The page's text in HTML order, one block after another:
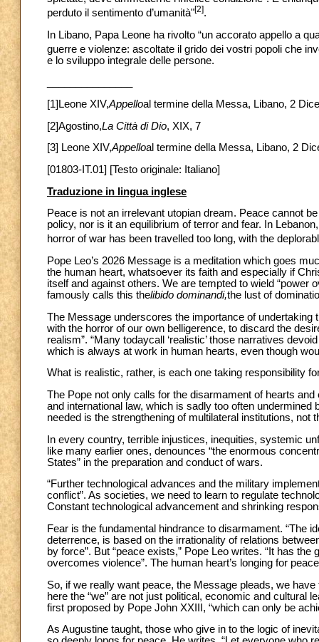
perduto il sentimento d’umanità"[2].
In Libano, Papa Leone ha rivolto “un accorato appello a
guerre e violenze: ascoltate il grido dei vostri popoli che
e lo sviluppo integrale delle persone.
[1]Leone XIV,Appelloal termine della Messa, Libano, 2
[2]Agostino,La Città di Dio, XIX, 7
[3] Leone XIV,Appelloal termine della Messa, Libano, 2
[01803-IT.01] [Testo originale: Italiano]
Traduzione in lingua inglese
Peace is not an irrelevant utopian dream. Peace cannot
policy, nor is it an equilibrium of terror and fear. In
horror of war has been travelled too long, with the
Pope Leo’s 2026 Message is a meditation which goes
the human heart, whatsoever its faith and especially if
itself and against others. We are tempted to wield “power
famously calls this thelibido dominandi,the lust of
The Message underscores the importance of undertaking
with the horror of our own belligerence, to discard the
realism”. “Many todaycall ‘realistic’ those narratives
which is always at work in human hearts, even though
What is realistic, rather, is each one taking responsibility
The Pope not only calls for the disarmament of hearts
and international law, which is sadly too often
needed is the strengthening of multilateral institutions, not
In every country, terrible injustices, inequities, systemic
like many earlier ones, denounces “the enormous
States” in the preparation and conduct of wars.
“Further technological advances and the military
conflict”. As societies, we need to learn to regulate
Constant technological advancement and shrinking
Fear is the fundamental hindrance to disarmament. “The
deterrence, is based on the irrationality of relations
by force”. But “peace exists,” Pope Leo writes. “It has
overcomes violence”. The human heart’s longing for
So, if we really want peace, the Message pleads, we
here the “we” are not just political, economic and cultural
first proposed by Pope John XXIII, “which can only be
As Augustine taught, those who give in to the logic of